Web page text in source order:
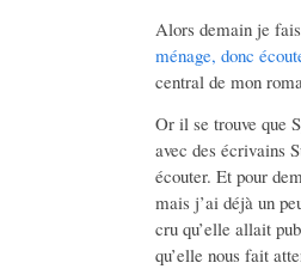
Alors demain je fais
ménage, donc
central de mon
Or il se trouve que
avec des écrivains
écouter. Et pour
mais j’ai déjà un
cru qu’elle allait
qu’elle nous fait